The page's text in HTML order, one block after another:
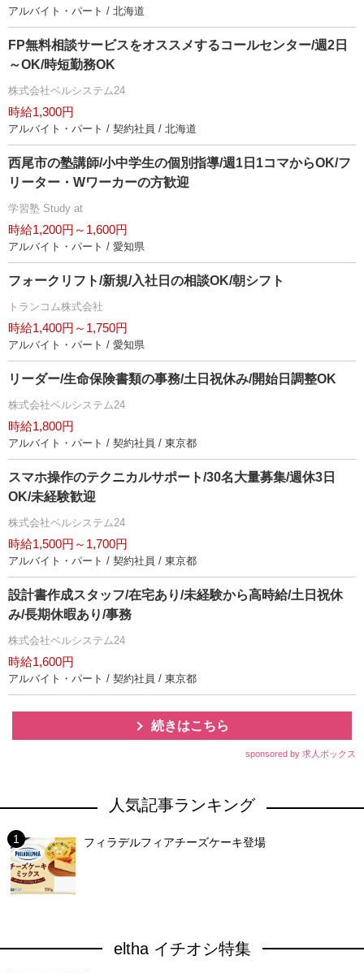
アルバイト・パート / 北海道
FP無料相談サービスをオススメするコールセンター/週2日
～OK/時短勤務OK
株式会社ベルシステム24
時給1,300円
アルバイト・パート / 契約社員 / 北海道
西尾市の塾講師/小中学生の個別指導/週1日1コマからOK/フ
リーター・Wワーカーの方歓迎
学習塾 Study at
時給1,200円～1,600円
アルバイト・パート / 愛知県
フォークリフト/新規/入社日の相談OK/朝シフト
トランコム株式会社
時給1,400円～1,750円
アルバイト・パート / 愛知県
リーダー/生命保険書類の事務/土日祝休み/開始日調整OK
株式会社ベルシステム24
時給1,800円
アルバイト・パート / 契約社員 / 東京都
スマホ操作のテクニカルサポート/30名大量募集/週休3日
OK/未経験歓迎
株式会社ベルシステム24
時給1,500円～1,700円
アルバイト・パート / 契約社員 / 東京都
設計書作成スタッフ/在宅あり/未経験から高時給/土日祝休
み/長期休暇あり/事務
株式会社ベルシステム24
時給1,600円
アルバイト・パート / 契約社員 / 東京都
続きはこちら
sponsored by 求人ボックス
人気記事ランキング
フィラデルフィアチーズケーキ登場
eltha イチオシ特集